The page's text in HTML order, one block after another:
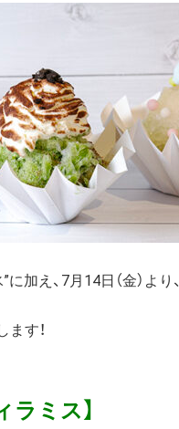
加え、7月14日（金）より、
す！
ラミス】